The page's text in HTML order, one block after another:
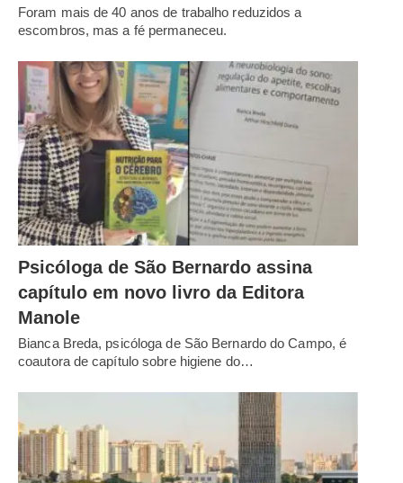
Foram mais de 40 anos de trabalho reduzidos a
escombros, mas a fé permaneceu.
Psicóloga de São Bernardo assina
capítulo em novo livro da Editora
Manole
Bianca Breda, psicóloga de São Bernardo do Campo, é
coautora de capítulo sobre higiene do…